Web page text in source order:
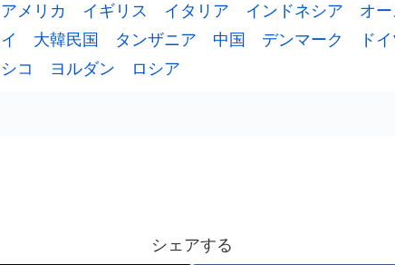
アメリカ イギリス イタリア インドネシア オ
大韓民国 タンザニア 中国 デンマーク ド
コ ヨルダン ロシア
シェアする